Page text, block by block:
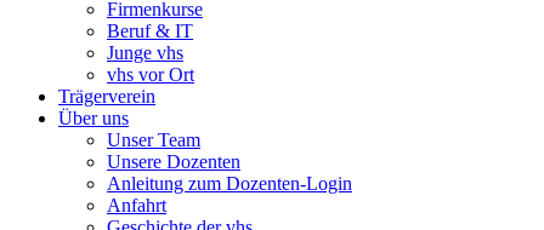
Firmenkurse
Beruf & IT
Junge vhs
vhs vor Ort
Trägerverein
Über uns
Unser Team
Unsere Dozenten
Anleitung zum Dozenten-Login
Anfahrt